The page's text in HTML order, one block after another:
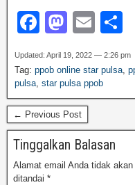
F
c
e
b
o
o
k
M
st
o
d
o
n
E
ail
Updated: April 19, 2022 — 2:26 pm
Tag: ppob online star pulsa
pulsa star pulsa ppob
← Previous Post
Tinggalkan Balasan
Alamat email Anda tidak akan
ditandai *